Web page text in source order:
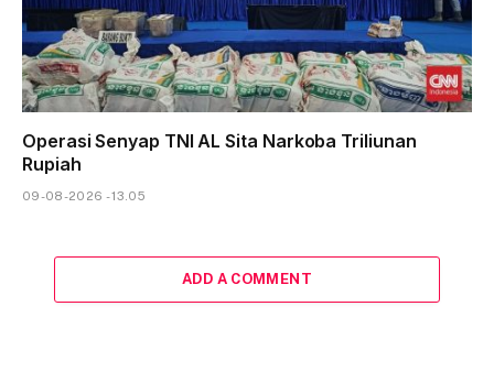
Operasi Senyap TNI AL Sita Narkoba Triliunan
Rupiah
09-08-2026 - 13.05
ADD A COMMENT